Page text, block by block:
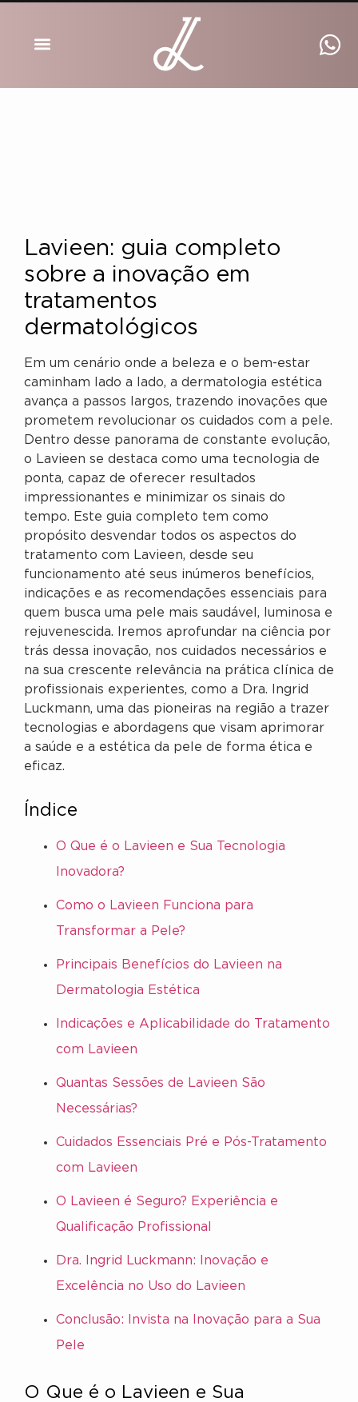
Lavieen: guia completo
sobre a inovação em
tratamentos
dermatológicos
Em um cenário onde a beleza e o bem-estar
caminham lado a lado, a dermatologia estética
avança a passos largos, trazendo inovações que
prometem revolucionar os cuidados com a pele.
Dentro desse panorama de constante evolução,
o Lavieen se destaca como uma tecnologia de
ponta, capaz de oferecer resultados
impressionantes e minimizar os sinais do
tempo. Este guia completo tem como
propósito desvendar todos os aspectos do
tratamento com Lavieen, desde seu
funcionamento até seus inúmeros benefícios,
indicações e as recomendações essenciais para
quem busca uma pele mais saudável, luminosa e
rejuvenescida. Iremos aprofundar na ciência por
trás dessa inovação, nos cuidados necessários e
na sua crescente relevância na prática clínica de
profissionais experientes, como a Dra. Ingrid
Luckmann, uma das pioneiras na região a trazer
tecnologias e abordagens que visam aprimorar
a saúde e a estética da pele de forma ética e
eficaz.
Índice
O Que é o Lavieen e Sua Tecnologia
Inovadora?
Como o Lavieen Funciona para
Transformar a Pele?
Principais Benefícios do Lavieen na
Dermatologia Estética
Indicações e Aplicabilidade do Tratamento
com Lavieen
Quantas Sessões de Lavieen São
Necessárias?
Cuidados Essenciais Pré e Pós-Tratamento
com Lavieen
O Lavieen é Seguro? Experiência e
Qualificação Profissional
Dra. Ingrid Luckmann: Inovação e
Excelência no Uso do Lavieen
Conclusão: Invista na Inovação para a Sua
Pele
O Que é o Lavieen e Sua